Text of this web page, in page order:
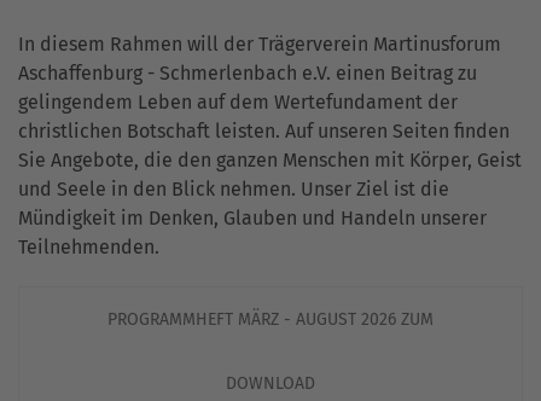
In diesem Rahmen will der Trägerverein Martinusforum
Aschaffenburg - Schmerlenbach e.V. einen Beitrag zu
gelingendem Leben auf dem Wertefundament der
christlichen Botschaft leisten. Auf unseren Seiten finden
Sie Angebote, die den ganzen Menschen mit Körper, Geist
und Seele in den Blick nehmen. Unser Ziel ist die
Mündigkeit im Denken, Glauben und Handeln unserer
Teilnehmenden.
PROGRAMMHEFT MÄRZ - AUGUST 2026 ZUM
DOWNLOAD